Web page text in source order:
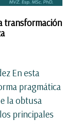
transformación
En esta
pragmática
la obtusa
principales